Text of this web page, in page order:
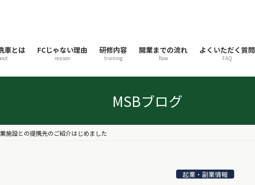
車とは FCじゃない理由
reason
研修内容
training
開業までの流れ
flow
よくいただく質問
FAQ
MSBブログ
施設との提携先のご紹介はじめました
起業・副業情報